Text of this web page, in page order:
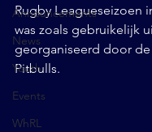
Announcements
News
Youth
Events
WhRL
Rugby Leagueseizoen
was zoals gebruikelijk
georganiseerd door
Pitbulls.